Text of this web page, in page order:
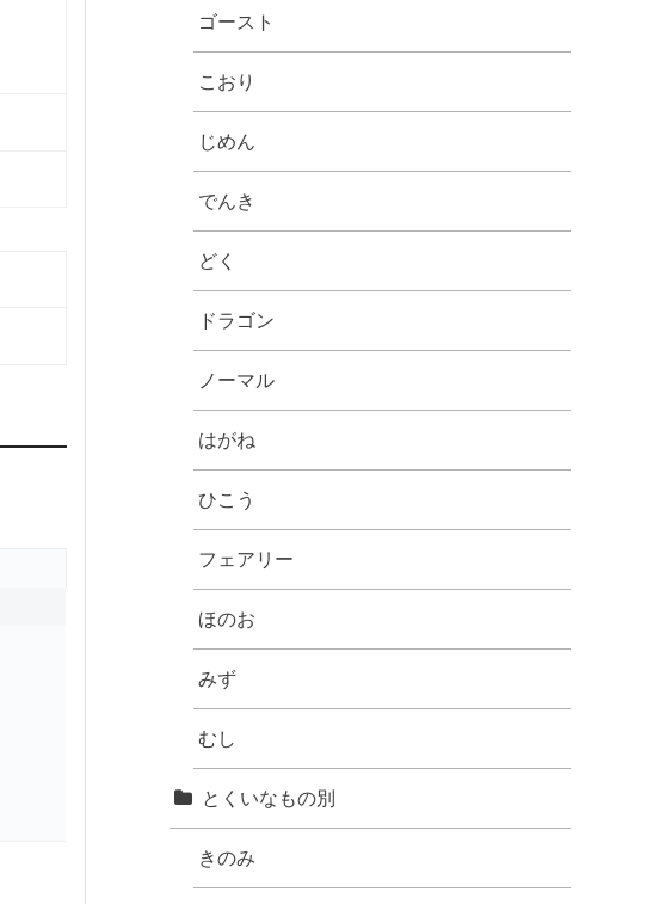
ゴースト
こおり
じめん
でんき
どく
ドラゴン
ノーマル
はがね
ひこう
フェアリー
ほのお
みず
むし
とくいなもの別
きのみ